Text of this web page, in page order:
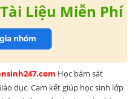
Liệu Miễn Phí
Học bám sát
dục. Cam kết giúp học sinh lớp